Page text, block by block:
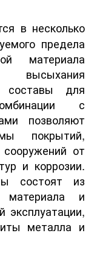
в несколько
предела
материала
составы для
с
позволяют
покрытий,
от
и коррозии.
состоят из
материала и
эксплуатации,
металла и